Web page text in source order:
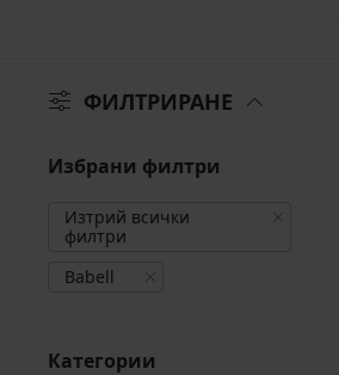
ФИЛТРИРАНЕ
Избрани филтри
Изтрий всички
филтри
Babell
Категории